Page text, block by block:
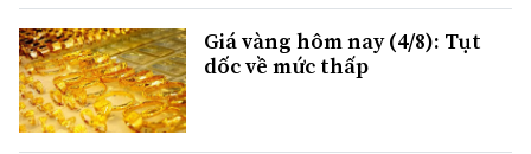
Giá vàng hôm nay (4/8): Tụt
dốc về mức thấp